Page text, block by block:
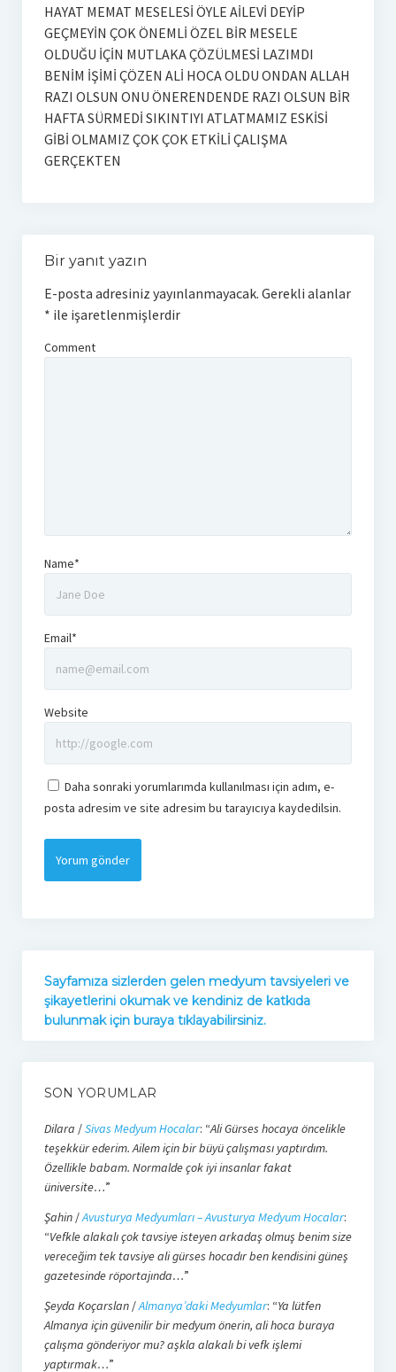
HAYAT MEMAT MESELESİ ÖYLE AİLEVİ DEYİP
GEÇMEYİN ÇOK ÖNEMLİ ÖZEL BİR MESELE
OLDUĞU İÇİN MUTLAKA ÇÖZÜLMESİ LAZIMDI
BENİM İŞİMİ ÇÖZEN ALİ HOCA OLDU ONDAN ALLAH
RAZI OLSUN ONU ÖNERENDENDE RAZI OLSUN BİR
HAFTA SÜRMEDİ SIKINTIYI ATLATMAMIZ ESKİSİ
GİBİ OLMAMIZ ÇOK ÇOK ETKİLİ ÇALIŞMA
GERÇEKTEN
Bir yanıt yazın
E-posta adresiniz yayınlanmayacak. Gerekli alanlar
* ile işaretlenmişlerdir
Comment
Name*
Email*
Website
Daha sonraki yorumlarımda kullanılması için adım, e-
posta adresim ve site adresim bu tarayıcıya kaydedilsin.
Sayfamıza sizlerden gelen medyum tavsiyeleri ve
şikayetlerini okumak ve kendiniz de katkıda
bulunmak için buraya tıklayabilirsiniz.
SON YORUMLAR
Dilara /Sivas Medyum Hocalar: “Ali Gürses hocaya öncelikle
teşekkür ederim. Ailem için bir büyü çalışması yaptırdım.
Özellikle babam. Normalde çok iyi insanlar fakat
üniversite…”
Şahin/Avusturya Medyumları – Avusturya Medyum Hocalar:
“Vefkle alakalı çok tavsiye isteyen arkadaş olmuş benim size
vereceğim tek tavsiye ali gürses hocadır ben kendisini güneş
gazetesinde röportajında…”
Şeyda Koçarslan/Almanya’daki Medyumlar: “Ya lütfen
Almanya için güvenilir bir medyum önerin, ali hoca buraya
çalışma gönderiyor mu? aşkla alakalı bi vefk işlemi
yaptırmak…”